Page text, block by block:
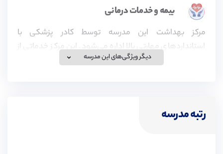
بیمه و خدمات درمانی
مرکز بهداشت این مدرسه توسط کادر پزشکی با
استانداردهای مهارتی بالا اداره می‌شود. این مرکز خدماتی از
جمله تجویز دارو و مشاوره های بهداشتی، اطلاعات در مورد
می‌دهد.
دیگر ویژگی‌های این مدرسه
رتبه مدرسه